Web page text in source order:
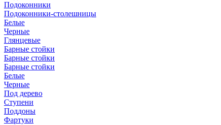
Подоконники
Подоконники-столешницы
Белые
Черные
Глянцевые
Барные стойки
Барные стойки
Барные стойки
Белые
Черные
Под дерево
Ступени
Поддоны
Фартуки